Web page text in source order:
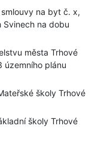
na byt č. x,
na dobu
města Trhové
územního plánu
školy Trhové
školy Trhové